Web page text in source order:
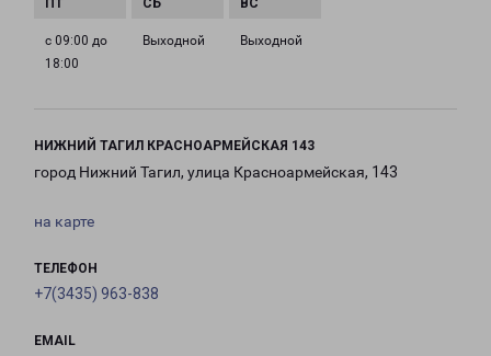
с 09:00 до
18:00
Выходной Выходной
НИЖНИЙ ТАГИЛ КРАСНОАРМЕЙСКАЯ 143
город Нижний Тагил, улица Красноармейская, 143
на карте
ТЕЛЕФОН
+7(3435) 963-838
EMAIL